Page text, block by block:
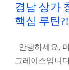
경남 상가
핵심 루틴?!
안녕하세요,
그레이스입니